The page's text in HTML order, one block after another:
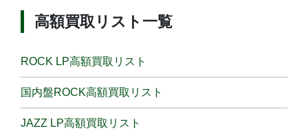
高額買取リスト一覧
ROCK LP高額買取リスト
国内盤ROCK高額買取リスト
JAZZ LP高額買取リスト